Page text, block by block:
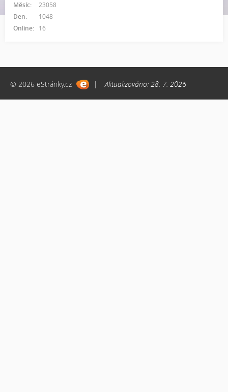
Online: 16
Měsíc:
23058
Den:
1048
© 2026 eStránky.cz | Aktualizováno: 28. 7. 2026